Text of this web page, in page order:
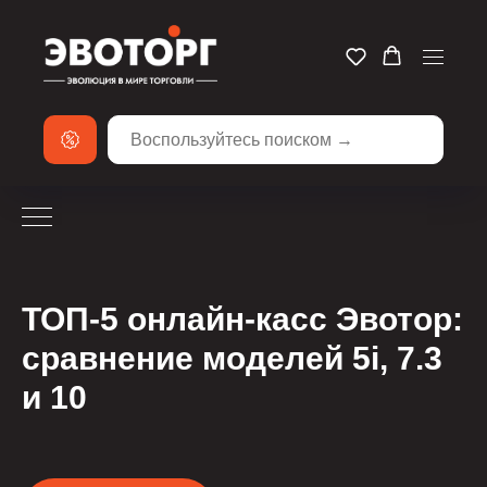
ТОП‑5 онлайн‑касс Эвотор:
сравнение моделей 5i, 7.3
и 10